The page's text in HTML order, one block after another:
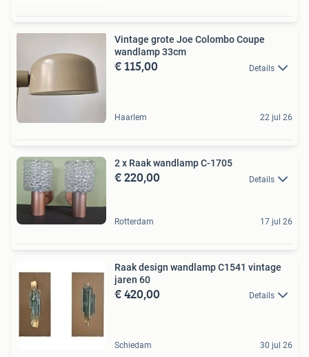
Vintage grote Joe Colombo Coupe
wandlamp 33cm
€ 115,00 Details
Haarlem 22 jul 26
2 x Raak wandlamp C-1705
€ 220,00 Details
Rotterdam 17 jul 26
Raak design wandlamp C1541 vintage
jaren 60
€ 420,00 Details
Schiedam 30 jul 26